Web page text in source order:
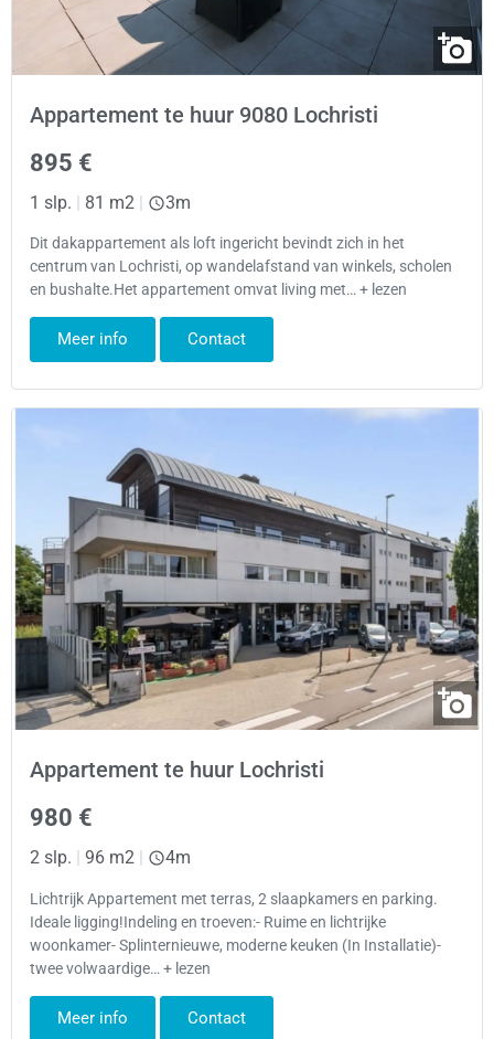
Appartement te huur 9080 Lochristi
895 €
1 slp. | 81 m2 | 3m
Dit dakappartement als loft ingericht bevindt zich in het
centrum van Lochristi, op wandelafstand van winkels, scholen
en bushalte.Het appartement omvat living met… + lezen
Meer info Contact
Appartement te huur Lochristi
980 €
2 slp. 96 m2 4m
Lichtrijk Appartement met terras, 2 slaapkamers en parking.
Ideale ligging!Indeling en troeven:- Ruime en lichtrijke
woonkamer- Splinternieuwe, moderne keuken (In Installatie)-
twee volwaardige… + lezen
Meer info Contact